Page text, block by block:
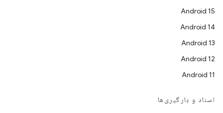
Android 15
Android 14
Android 13
Android 12
Android 11
اسناد و بارگیری‌ها